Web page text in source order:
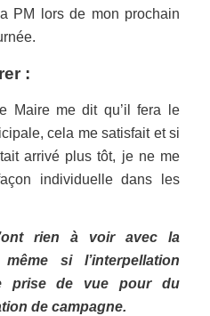
PM lors de mon prochain
:
Maire me dit qu’il fera le
cela me satisfait et si
arrivé plus tôt, je ne me
individuelle dans les
rien à voir avec la
si l’interpellation
prise de vue pour du
de campagne.